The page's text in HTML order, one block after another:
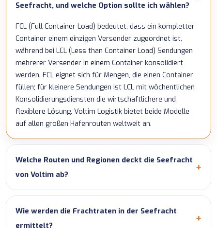
Seefracht, und welche Option sollte ich wählen?
FCL (Full Container Load) bedeutet, dass ein kompletter
Container einem einzigen Versender zugeordnet ist,
während bei LCL (Less than Container Load) Sendungen
mehrerer Versender in einem Container konsolidiert
werden. FCL eignet sich für Mengen, die einen Container
füllen; für kleinere Sendungen ist LCL mit wöchentlichen
Konsolidierungsdiensten die wirtschaftlichere und
flexiblere Lösung. Voltim Logistik bietet beide Modelle
auf allen großen Hafenrouten weltweit an.
Welche Routen und Regionen deckt die Seefracht
von Voltim ab?
Wie werden die Frachtraten in der Seefracht
ermittelt?